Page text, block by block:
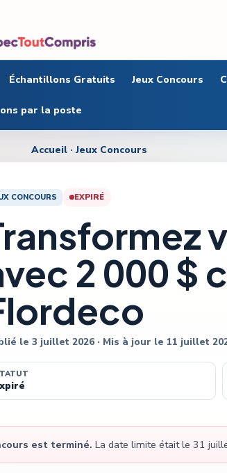
Échantillons Gratuits Jeux Concours
par la poste
Accueil ·Jeux Concours
CONCOURS EXPIRÉ
2 000 $
le 3 juillet 2026 · Mis à jour le 11 juillet
est terminé. La date limite était le 31